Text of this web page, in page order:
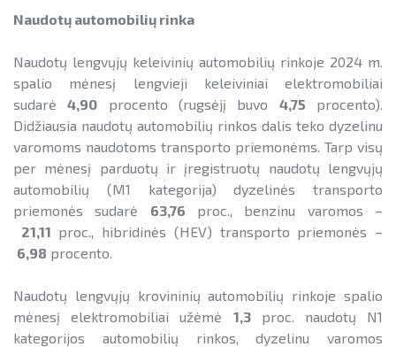
Naudotų automobilių rinka
Naudotų lengvųjų keleivinių automobilių rinkoje 2024 m.
spalio mėnesį lengvieji keleiviniai elektromobiliai
sudarė4,90 procento (rugsėjį buvo 4,75 procento).
Didžiausia naudotų automobilių rinkos dalis teko dyzelinu
varomoms naudotoms transporto priemonėms. Tarp visų
per mėnesį parduotų ir įregistruotų naudotų lengvųjų
automobilių (M1 kategorija) dyzelinės transporto
priemonės sudarė 63,76 proc., benzinu varomos –
21,11 proc., hibridinės (HEV) transporto priemonės –
6,98 procento.
Naudotų lengvųjų krovininių automobilių rinkoje spalio
mėnesį elektromobiliai užėmė 1,3proc. naudotų N1
kategorijos automobilių rinkos, dyzelinu varomos